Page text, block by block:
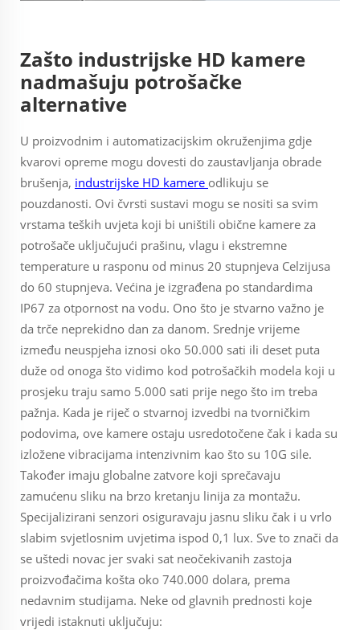
Zašto industrijske HD kamere
nadmašuju potrošačke
alternative
U proizvodnim i automatizacijskim okruženjima gdje
kvarovi opreme mogu dovesti do zaustavljanja obrade
brušenja, industrijske HD kamere odlikuju se
pouzdanosti. Ovi čvrsti sustavi mogu se nositi sa svim
vrstama teških uvjeta koji bi uništili obične kamere za
potrošače uključujući prašinu, vlagu i ekstremne
temperature u rasponu od minus 20 stupnjeva Celzijusa
do 60 stupnjeva. Većina je izgrađena po standardima
IP67 za otpornost na vodu. Ono što je stvarno važno je
da trče neprekidno dan za danom. Srednje vrijeme
između neuspjeha iznosi oko 50.000 sati ili deset puta
duže od onoga što vidimo kod potrošačkih modela koji u
prosjeku traju samo 5.000 sati prije nego što im treba
pažnja. Kada je riječ o stvarnoj izvedbi na tvorničkim
podovima, ove kamere ostaju usredotočene čak i kada su
izložene vibracijama intenzivnim kao što su 10G sile.
Također imaju globalne zatvore koji sprečavaju
zamućenu sliku na brzo kretanju linija za montažu.
Specijalizirani senzori osiguravaju jasnu sliku čak i u vrlo
slabim svjetlosnim uvjetima ispod 0,1 lux. Sve to znači da
se uštedi novac jer svaki sat neočekivanih zastoja
proizvođačima košta oko 740.000 dolara, prema
nedavnim studijama. Neke od glavnih prednosti koje
vrijedi istaknuti uključuju: